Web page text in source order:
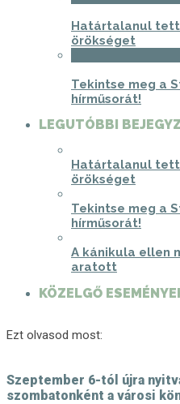
Határtalanul
örökséget
Tekintse meg a
hírműsorát!
LEGUTÓBBI
Határtalanul
örökséget
Tekintse meg a
hírműsorát!
A kánikula ellen
aratott
KÖZELGŐ
Ezt olvasod most:
Szeptember 6-tól újra
szombatonként a városi